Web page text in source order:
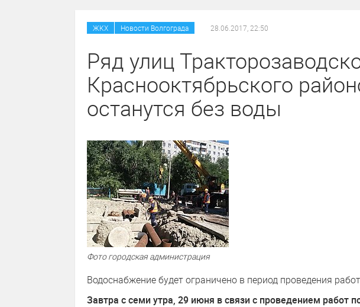
ЖКХ Новости Волгограда 28.06.2017, 22:50
Ряд улиц
Краснооктябрьского
останутся без воды
Фото городская администрация
Водоснабжение будет ограничено в период проведения
Завтра с семи утра, 29 июня в связи с проведением работ